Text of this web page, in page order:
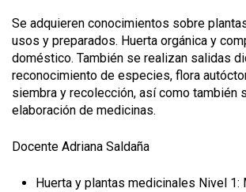
Se adquieren conocimientos sobre
usos y preparados. Huerta orgánica y
doméstico. También se realizan salidas
reconocimiento de especies, flora
siembra y recolección, así como también
elaboración de medicinas.
Docente Adriana Saldaña
Huerta y plantas medicinales Nivel 1: